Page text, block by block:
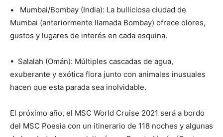
• Mumbai/Bombay (India): La bulliciosa ciudad de
Mumbai (anteriormente llamada Bombay) ofrece olores,
gustos y lugares de interés en cada esquina.
• Salalah (Omán): Múltiples cascadas de agua,
exuberante y exótica flora junto con animales inusuales
hacen que esta parada sea inolvidable.
El próximo año, el MSC World Cruise 2021 será a bordo
del MSC Poesia con un itinerario de 118 noches y algunas